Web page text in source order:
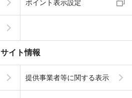
ポイント表示設定
サイト情報
提供事業者等に関する表示